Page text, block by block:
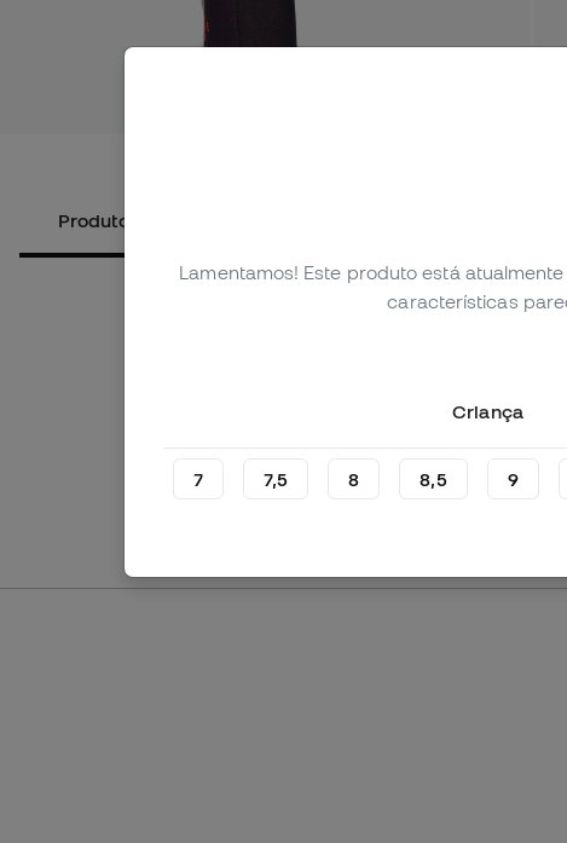
Produtos alternativos
Lamentamos! Este produto está
características
Criança
7 7,5 8 8,5 9